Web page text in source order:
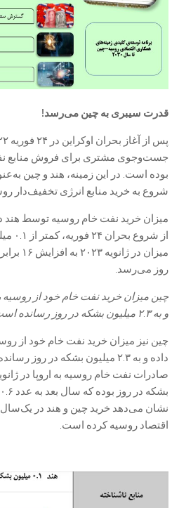
قدرت سیبری به چین می‌رسد!
جست‌وجوی مشتری برای فروش منابع
بوده است. در این زمینه، هند و چین
شروع به خرید منابع انرژی تخفیف‌دار
از
روز می‌رسد.
و به ۲.۳ میلیون بشکه در روز رسانده است
داده و به ۲.۳ میلیون بشکه در
نشان می‌دهد خرید چین و هند در
اقتصاد روسیه کرده است.